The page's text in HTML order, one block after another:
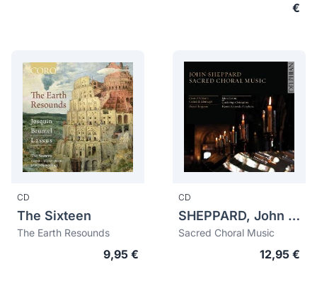
€
CD
The Sixteen
The Earth Resounds
9,95 €
CD
SHEPPARD, John (c.1515-c.1559)
Sacred Choral Music
12,95 €